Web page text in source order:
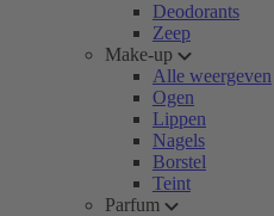
Deodorants
Zeep
Make-up
Alle weergeven
Ogen
Lippen
Nagels
Borstel
Teint
Parfum